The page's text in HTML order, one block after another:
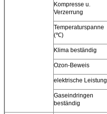
Kompresse u.
Verzerrung
Temperaturspanne
(℃)
Klima beständig
Ozon-Beweis
elektrische Leistung
Gaseindringen
beständig